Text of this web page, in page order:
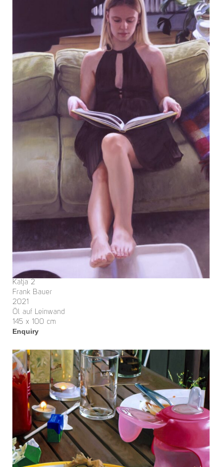
Katja 2
Frank Bauer
2021
Öl auf Leinwand
145 x 100 cm
Enquiry